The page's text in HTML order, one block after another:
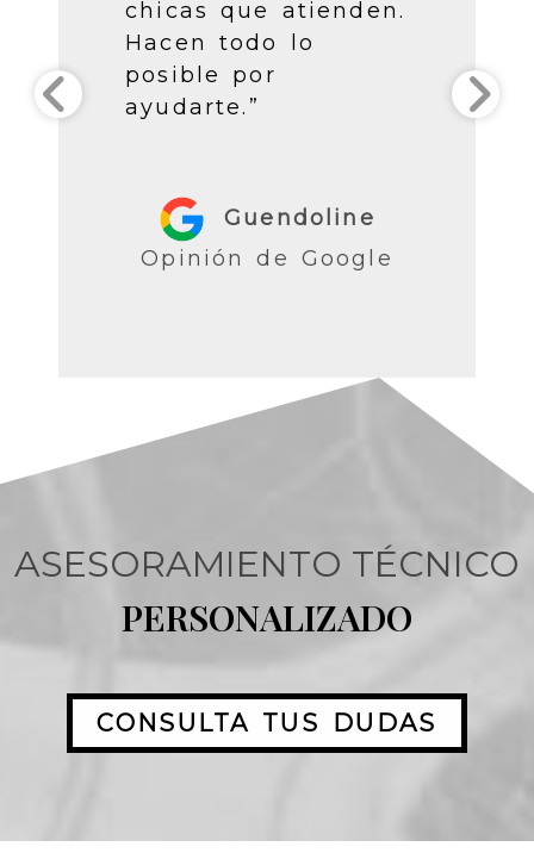
chicas que atienden.
Hacen todo lo
posible por
ayudarte.”
Guendoline
Opinión de Google
ASESORAMIENTO TÉCNICO
PERSONALIZADO
CONSULTA TUS DUDAS